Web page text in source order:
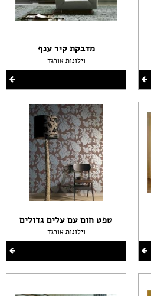
מדבקת קיר ענף
וילונות אורגד
טפט חום עם עלים גדולים
וילונות אורגד